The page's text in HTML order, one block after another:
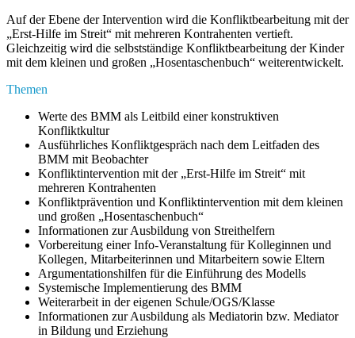
Auf der Ebene der Intervention wird die Konfliktbearbeitung mit der
„Erst-Hilfe im Streit“ mit mehreren Kontrahenten vertieft.
Gleichzeitig wird die selbstständige Konfliktbearbeitung der Kinder
mit dem kleinen und großen „Hosentaschenbuch“ weiterentwickelt.
Themen
Werte des BMM als Leitbild einer konstruktiven
Konfliktkultur
Ausführliches Konfliktgespräch nach dem Leit­faden des
BMM mit Beobachter
Konfliktintervention mit der „Erst-Hilfe im Streit“ mit
mehreren Kontrahenten
Konfliktprävention und Konfliktintervention mit dem kleinen
und großen „Hosentaschenbuch“
Informationen zur Ausbildung von Streithelfern
Vorbereitung einer Info-Veranstaltung für Kolleginnen und
Kollegen, Mitarbeiterinnen und Mitarbeitern sowie Eltern
Argumentationshilfen für die Einführung des Modells
Systemische Implementierung des BMM
Weiterarbeit in der eigenen Schule/OGS/Klasse
Informationen zur Ausbildung als Mediatorin bzw. Mediator
in Bildung und Erziehung